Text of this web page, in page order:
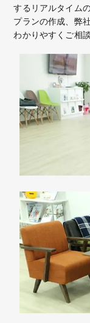
するリアルタイム
プランの作成、弊
わかりやすくご相